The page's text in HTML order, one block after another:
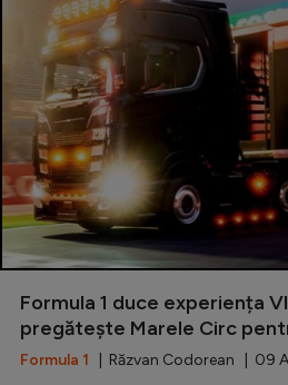
Formula 1 duce experiența
pregătește Marele Circ
Formula 1 | Răzvan Codorean | 09